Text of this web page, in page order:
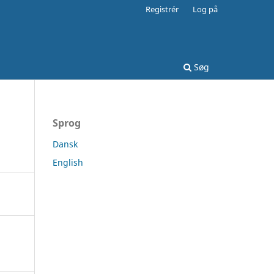
Søg
Registrér Log på
Sprog
Dansk
English